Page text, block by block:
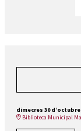
dimecres 30 d’octubre
Biblioteca Municipal